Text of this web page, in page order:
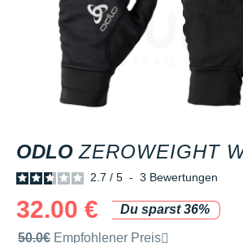
ODLO ZEROWEIGHT
2.7 / 5 - 3 Bewertungen
32.00 €
Du sparst 36%
Unverbindliche Preisempfehlung der
50.0€ Empfohlener Preis